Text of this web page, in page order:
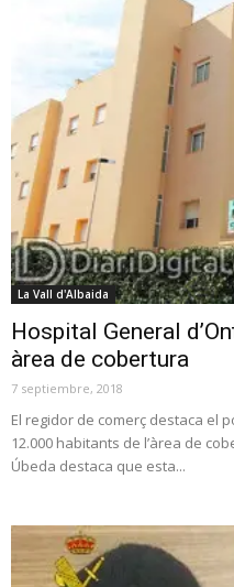
La Vall d'Albaida
Hospital General
àrea de cobertura
7 septiembre, 2018
El regidor de comerç destaca el
12.000 habitants de l’àrea de
Úbeda destaca que esta...